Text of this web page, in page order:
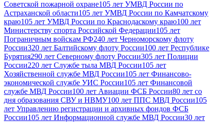
Советской пожарной охране105 лет УМВД России по
Астраханской области105 лет УМВД России по Камчатскому
краю105 лет УМВД России по Краснодаскому краю100 лет
Министерству спорта Российской Федерации105 лет
Пограничным войскам РФ240 лет Черноморскому флоту
России320 лет Балтийскому флоту России100 лет Республике
Бурятия290 лет Северному флоту России305 лет Полиции
России220 лет Службе тыла МВД России105 лет
Хозяйственной службе МВД России105 лет Финансово-
экономической службе УИС России105 лет Финансовой
службе МВД России100 лет Авиации ФСБ России80 лет со
дня образования СВУ и НВМУ100 лет ППС МВД России105
лет Управлению регистрации и архивных фондов ФСБ
России105 лет Информационной службе МВД России30 лет